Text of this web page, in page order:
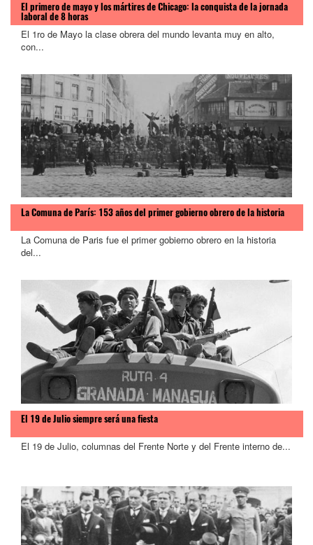
El primero de mayo y los mártires de Chicago: la conquista de la jornada
laboral de 8 horas
El 1ro de Mayo la clase obrera del mundo levanta muy en alto,
con...
La Comuna de París: 153 años del primer gobierno obrero de la historia
La Comuna de Paris fue el primer gobierno obrero en la historia
del...
El 19 de Julio siempre será una fiesta
El 19 de Julio, columnas del Frente Norte y del Frente interno de...